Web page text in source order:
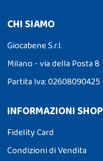
CHI SIAMO
Giocabene S.r.l.
Milano - via della Posta 8
Partita Iva: 02608090425
INFORMAZIONI SHOP
Fidelity Card
Condizioni di Vendita